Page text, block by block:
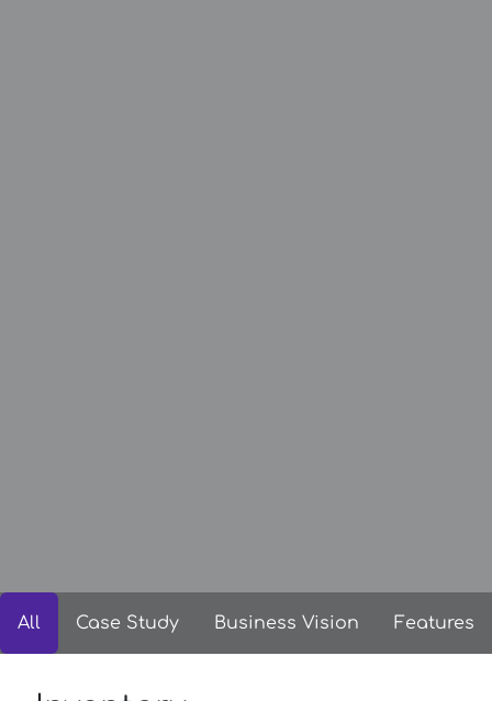
All Case Study Business Vision Features